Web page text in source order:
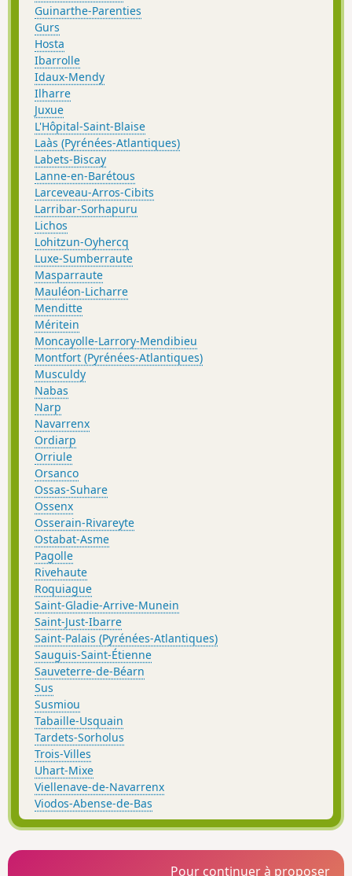
Guinarthe-Parenties
Gurs
Hosta
Ibarrolle
Idaux-Mendy
Ilharre
Juxue
L'Hôpital-Saint-Blaise
Laàs (Pyrénées-Atlantiques)
Labets-Biscay
Lanne-en-Barétous
Larceveau-Arros-Cibits
Larribar-Sorhapuru
Lichos
Lohitzun-Oyhercq
Luxe-Sumberraute
Masparraute
Mauléon-Licharre
Menditte
Méritein
Moncayolle-Larrory-Mendibieu
Montfort (Pyrénées-Atlantiques)
Musculdy
Nabas
Narp
Navarrenx
Ordiarp
Orriule
Orsanco
Ossas-Suhare
Ossenx
Osserain-Rivareyte
Ostabat-Asme
Pagolle
Rivehaute
Roquiague
Saint-Gladie-Arrive-Munein
Saint-Just-Ibarre
Saint-Palais (Pyrénées-Atlantiques)
Sauguis-Saint-Étienne
Sauveterre-de-Béarn
Sus
Susmiou
Tabaille-Usquain
Tardets-Sorholus
Trois-Villes
Uhart-Mixe
Viellenave-de-Navarrenx
Viodos-Abense-de-Bas
Pour continuer à proposer